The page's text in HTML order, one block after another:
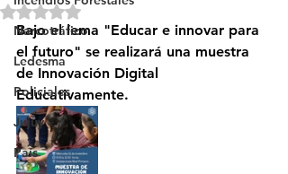
Narcotráfico
Ledesma
Policiales
Jujuy
País
Obtuvo NaN de 5 estrellas.
Bajo el lema "Educar e innovar para
el futuro" se realizará una muestra
de Innovación Digital
Educativamente.